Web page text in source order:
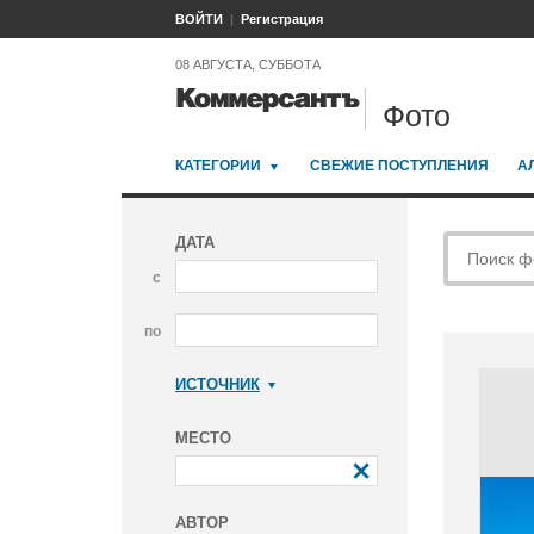
ВОЙТИ Регистрация
08 АВГУСТА, СУББОТА
Фото
КАТЕГОРИИ СВЕЖИЕ ПОСТУПЛЕНИЯ
ДАТА
с
по
ИСТОЧНИК
МЕСТО
АВТОР